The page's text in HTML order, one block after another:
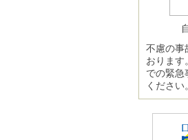
不慮の事
おります
での緊急
ください。